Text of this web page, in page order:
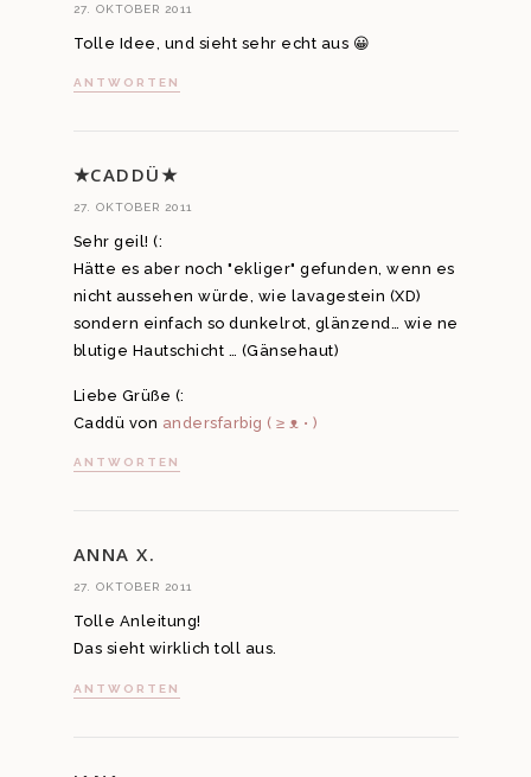
27. OKTOBER 2011
Tolle Idee, und sieht sehr echt aus 😀
ANTWORTEN
★CADDÜ★
27. OKTOBER 2011
Sehr geil! (:
Hätte es aber noch "ekliger" gefunden, wenn es
nicht aussehen würde, wie lavagestein (XD)
sondern einfach so dunkelrot, glänzend… wie ne
blutige Hautschicht … (Gänsehaut)
Liebe Grüße (:
Caddü von andersfarbig ( ≥ ᴥ • )
ANTWORTEN
ANNA X.
27. OKTOBER 2011
Tolle Anleitung!
Das sieht wirklich toll aus.
ANTWORTEN